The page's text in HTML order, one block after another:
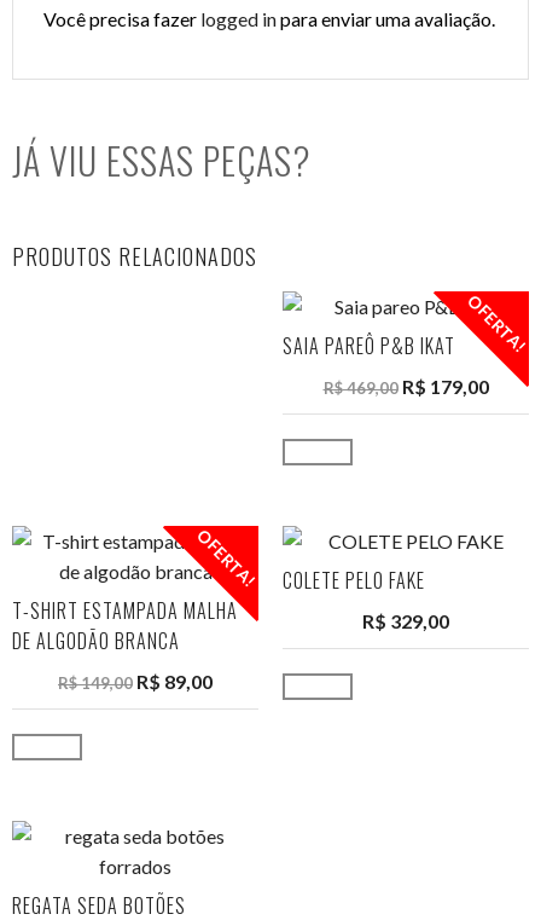
Você precisa fazer logged inpara enviar uma avaliação.
JÁ VIU ESSAS PEÇAS?
PRODUTOS RELACIONADOS
OFERTA!
SAIA PAREÔ P&B IKAT
R$469,00 R$ 179,00
OFERTA!
T-SHIRT ESTAMPADA MALHA
DE ALGODÃO BRANCA
R$149,00 R$ 89,00
COLETE PELO FAKE
R$ 329,00
REGATA SEDA BOTÕES